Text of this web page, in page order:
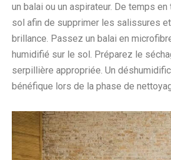
un balai ou un aspirateur. De temps
sol afin de supprimer les salissures
brillance. Passez un balai en
humidifié sur le sol. Préparez le
serpillière appropriée. Un
bénéfique lors de la phase de